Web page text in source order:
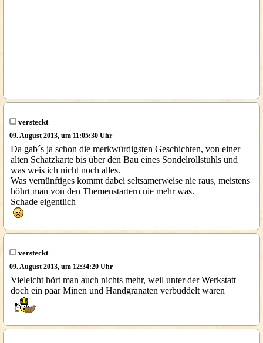
versteckt
09. August 2013, um 11:05:30 Uhr
Da gab´s ja schon die merkwürdigsten Geschichten, von einer
alten Schatzkarte bis über den Bau eines Sondelrollstuhls und
was weis ich nicht noch alles.
Was vernünftiges kommt dabei seltsamerweise nie raus, meistens
höhrt man von den Themenstartern nie mehr was.
Schade eigentlich
versteckt
09. August 2013, um 12:34:20 Uhr
Vieleicht hört man auch nichts mehr, weil unter der Werkstatt
doch ein paar Minen und Handgranaten verbuddelt waren